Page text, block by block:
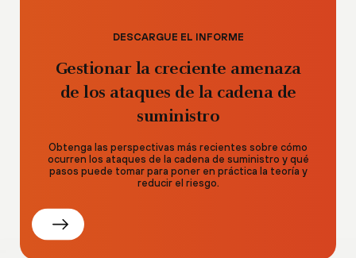
DESCARGUE EL INFORME
Gestionar la creciente amenaza
de los ataques de la cadena de
suministro
Obtenga las perspectivas más recientes sobre cómo
ocurren los ataques de la cadena de suministro y qué
pasos puede tomar para poner en práctica la teoría y
reducir el riesgo.